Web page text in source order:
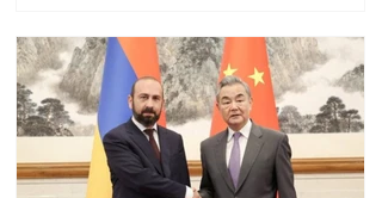
մաս. Տաթև
Հայրապետյան